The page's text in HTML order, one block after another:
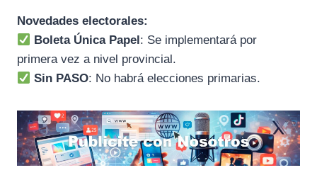
Novedades electorales:
Boleta Única Papel: Se implementará por
primera vez a nivel provincial.
Sin PASO: No habrá elecciones primarias.